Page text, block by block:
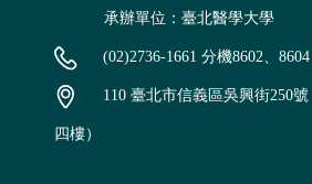
承辦單位：臺北醫學大學
(02)2736-1661 分機8602、8604
110 臺北市信義區吳興街250
四樓）